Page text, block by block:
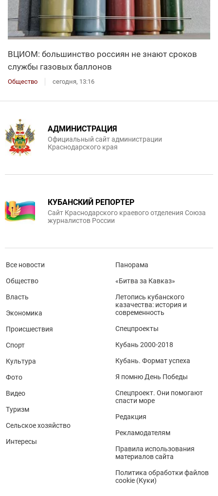
ВЦИОМ: большинство россиян не знают сроков
службы газовых баллонов
Общество сегодня, 13:16
АДМИНИСТРАЦИЯ
Официальный сайт администрации
Краснодарского края
КУБАНСКИЙ РЕПОРТЕР
Сайт Краснодарского краевого отделения Союза
журналистов России
Все новости
Общество
Власть
Экономика
Происшествия
Спорт
Культура
Фото
Видео
Туризм
Сельское хозяйство
Интересы
Панорама
«Битва за Кавказ»
Летопись кубанского
казачества: история и
современность
Спецпроекты
Кубань 2000-2018
Кубань. Формат успеха
Я помню День Победы
Спецпроект. Они помогают
спасти море
Редакция
Рекламодателям
Правила использования
материалов сайта
Политика обработки файлов
cookie (Куки)